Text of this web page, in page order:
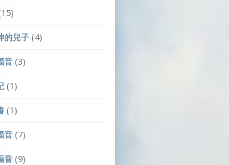
的兒子 (4)
音 (3)
(1)
(1)
音 (7)
音 (9)